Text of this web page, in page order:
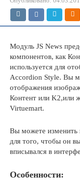
Модуль JS News
компонентов, как
используется для
Accordion Style. Вы
отображения
Контент или K2,или
Virtuemart.
Вы можете изменить
для того, чтобы он
вписывался в
Особенности: